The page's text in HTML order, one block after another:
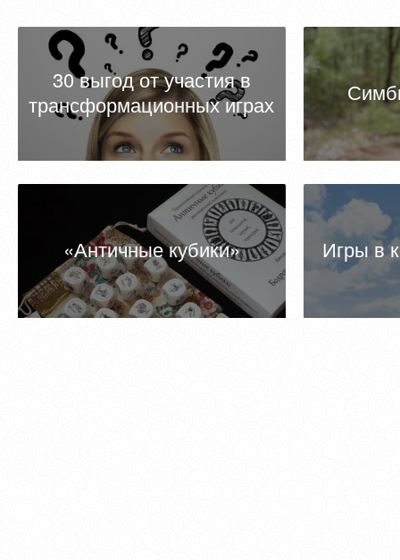
30 выгод от участия в
трансформационных играх
«Античные кубики» Игры в